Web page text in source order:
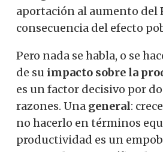
aportación al aumento del
consecuencia del efecto
Pero nada se habla, o se
de su impacto sobre la
es un factor decisivo por
razones. Una general:
no hacerlo en términos
productividad es un